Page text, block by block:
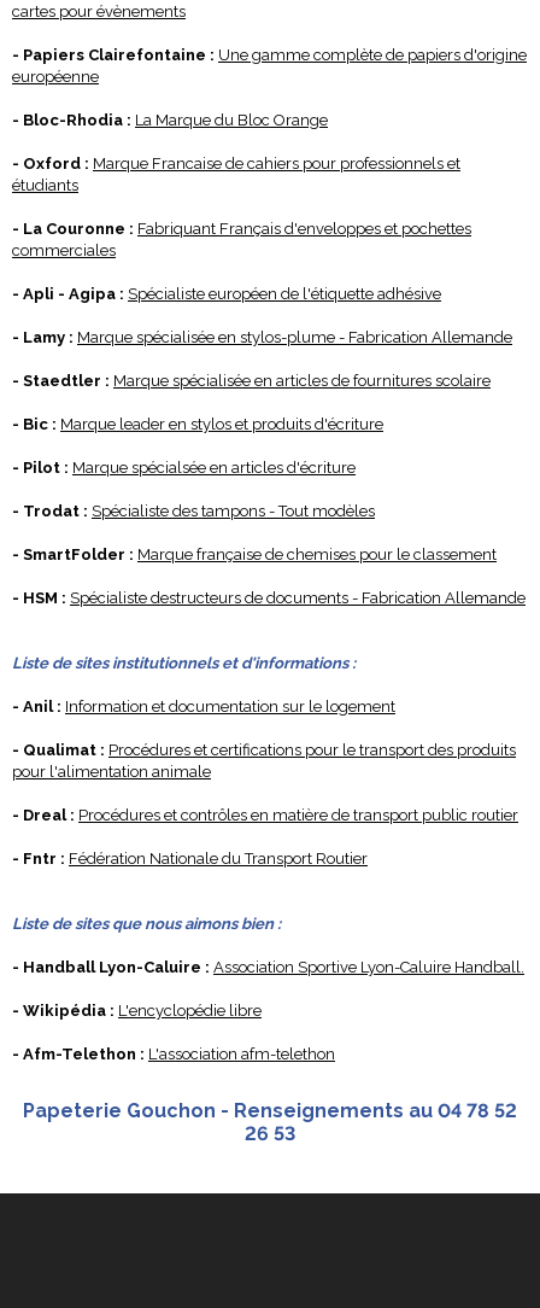
cartes pour évènements
- Papiers Clairefontaine : Une gamme complète de papiers d'origine
européenne
- Bloc-Rhodia : La Marque du Bloc Orange
- Oxford : Marque Francaise de cahiers pour professionnels et
étudiants
- La Couronne : Fabriquant Français d'enveloppes et pochettes
commerciales
- Apli - Agipa : Spécialiste européen de l'étiquette adhésive
- Lamy : Marque spécialisée en stylos-plume - Fabrication Allemande
- Staedtler : Marque spécialisée en articles de fournitures scolaire
- Bic : Marque leader en stylos et produits d'écriture
- Pilot : Marque spécialsée en articles d'écriture
- Trodat : Spécialiste des tampons - Tout modèles
- SmartFolder : Marque française de chemises pour le classement
- HSM : Spécialiste destructeurs de documents - Fabrication Allemande
Liste de sitesinstitutionnels et d'informations:
- Anil : Information et documentation sur le logement
- Qualimat : Procédures et certifications pour le transport des produits
pour l'alimentation animale
- Dreal : Procédures et contrôles en matière de transport public routier
- Fntr : Fédération Nationale du Transport Routier
Liste de sites que nous aimons bien :
- Handball Lyon-Caluire : Association Sportive Lyon-Caluire Handball.
- Wikipédia : L'encyclopédie libre
- Afm-Telethon : L'association afm-telethon
Papeterie Gouchon - Renseignements au 04 78 52
26 53